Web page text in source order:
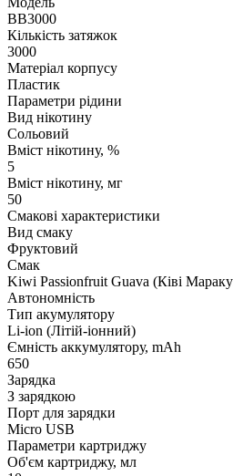
BB3000
Кількість затяжок
3000
Матеріал корпусу
Пластик
Параметри рідини
Вид нікотину
Сольовий
Вміст нікотину, %
5
Вміст нікотину, мг
50
Смакові характеристики
Вид смаку
Фруктовий
Смак
Kiwi Passionfruit Guava (Ківі
Автономність
Тип акумулятору
Li-ion (Літій-іонний)
Ємність аккумулятору, mAh
650
Зарядка
З зарядкою
Порт для зарядки
Micro USB
Параметри картриджу
Об'єм картриджу, мл